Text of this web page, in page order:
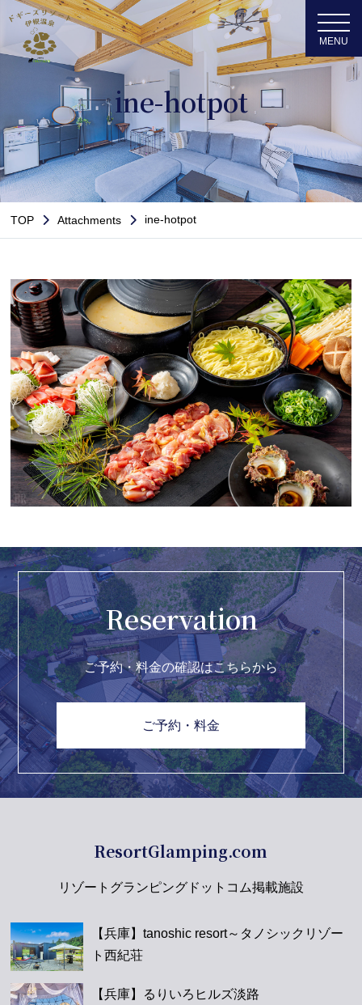
ine-hotpot
TOP Attachments ine-hotpot
Reservation
ご予約・料金の確認はこちらから
ご予約・料金
ResortGlamping.com
リゾートグランピングドットコム掲載施設
【兵庫】tanoshic resort～タノシックリゾー
ト西紀荘
【兵庫】るりいろヒルズ淡路